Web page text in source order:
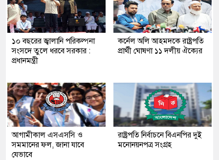
১০ বছরের জ্বালানি পরিকল্পনা
সংসদে তুলে ধরবে সরকার :
প্রধানমন্ত্রী
কর্নেল অলি আহমদকে রাষ্ট্রপতি
প্রার্থী ঘোষণা ১১ দলীয় ঐক্যের
আগামীকাল এসএসসি ও
সমমানের ফল, জানা যাবে
যেভাবে
রাষ্ট্রপতি নির্বাচনে বিএনপির দুই
মনোনয়নপত্র সংগ্রহ